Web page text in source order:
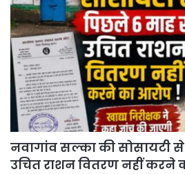
नवागांव सल्का की सोसायटी
उचित राशन वितरण नहीं करने